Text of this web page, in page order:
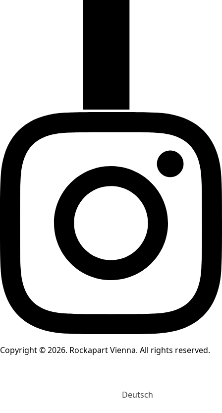
Copyright © 2026. Rockapart Vienna. All rights reserved.
Deutsch